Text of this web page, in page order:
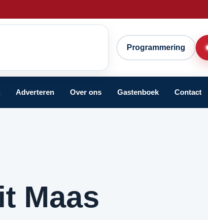
Programmering
Adverteren Over ons Gastenboek Contact
Maas